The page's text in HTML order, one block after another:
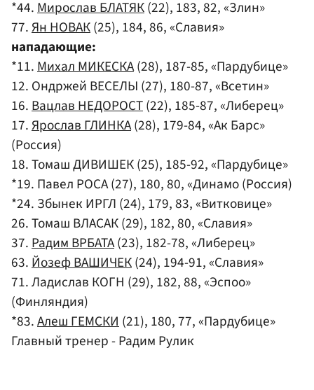
*44.Мирослав БЛАТЯК(22), 183, 82, «Злин»
77.Ян НОВАК(25), 184, 86, «Славия»
нападающие:
*11.Михал МИКЕСКА(28), 187-85, «Пардубице»
12. Ондржей ВЕСЕЛЫ (27), 180-87, «Всетин»
16.Вацлав НЕДОРОСТ(22), 185-87, «Либерец»
17.Ярослав ГЛИНКА(28), 179-84, «Ак Барс»
(Россия)
18. Томаш ДИВИШЕК (25), 185-92, «Пардубице»
*19. Павел РОСА (27), 180, 80, «Динамо (Россия)
*24. Збынек ИРГЛ (24), 179, 83, «Витковице»
26. Томаш ВЛАСАК (29), 182, 80, «Славия»
37.Радим ВРБАТА(23), 182-78, «Либерец»
63.Йозеф ВАШИЧЕК(24), 194-91, «Славия»
71. Ладислав КОГН (29), 182, 88, «Эспоо»
(Финляндия)
*83.Алеш ГЕМСКИ(21), 180, 77, «Пардубице»
Главный тренер - Радим Рулик